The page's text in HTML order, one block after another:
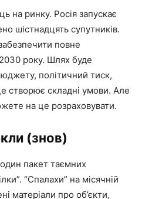
на ринку. Росія запускає
шістнадцять супутників.
повне
року. Шлях буде
політичний тиск,
створює складні умови. Але
на це розраховувати.
(знов)
пакет таємних
“Спалахи” на місячній
матеріали про об’єкти,